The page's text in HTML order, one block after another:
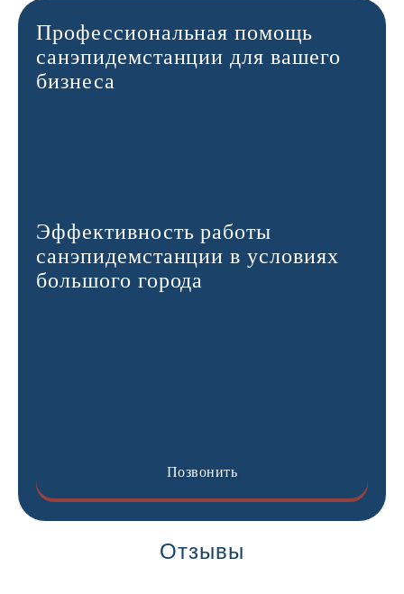
Отзывы
Профессиональная помощь
санэпидемстанции для вашего
бизнеса
Эффективность работы
санэпидемстанции в условиях
большого города
Позвонить